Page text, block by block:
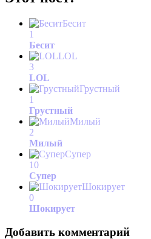
Бесит
1
Бесит
LOL
3
LOL
Грустный
1
Грустный
Милый
2
Милый
Супер
10
Супер
Шокирует
0
Шокирует
Добавить комментарий